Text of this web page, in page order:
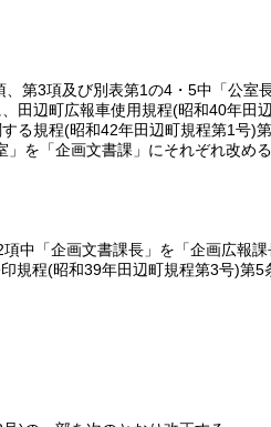
第3項及び別表第1の4・5中「公室
田辺町広報車使用規程(昭和40年田
る規程(昭和42年田辺町規程第1号)
」を「企画文書課」にそれぞれ改める
中「企画文書課長」を「企画広報
規程(昭和39年田辺町規程第3号)第5